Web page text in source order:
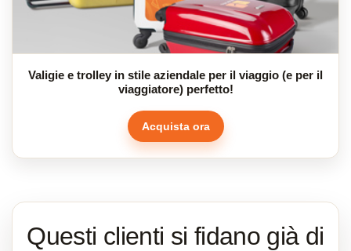
Valigie e trolley in stile aziendale per il viaggio (e per il
viaggiatore) perfetto!
Acquista ora
Questi clienti si fidano già di